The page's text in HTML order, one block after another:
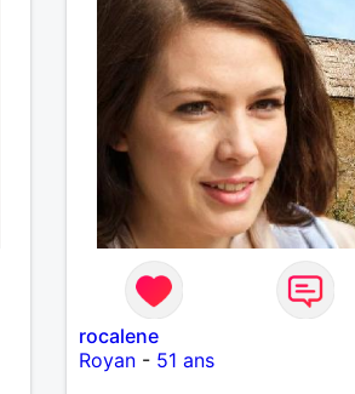
rocalene
Royan - 51 ans